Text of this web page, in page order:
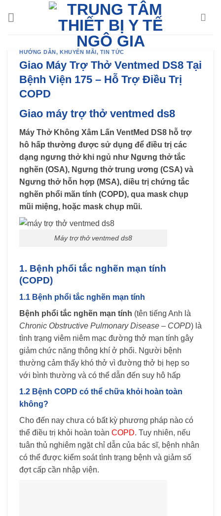
HƯỚNG DẪN,KHUYẾN MÃI, TIN TỨC
Giao Máy Trợ Thở Ventmed DS8 Tại
Bệnh Viện 175 – Hỗ Trợ Điều Trị
COPD
Giao máy trợ thở ventmed ds8
Máy Thở Không Xâm Lấn VentMed DS8 hỗ trợ
hô hấp thường được sử dụng để điều trị các
dạng ngưng thở khi ngủ như Ngưng thở tắc
nghẽn (OSA), Ngưng thở trung ương (CSA) và
Ngưng thở hỗn hợp (MSA), diều trị chứng tắc
nghẽn phổi mãn tính (COPD), qua mask chụp
mũi miệng, hoặc mask chụp mũi.
Máy trợ thở ventmed ds8
1. Bệnh phổi tắc nghẽn mạn tính
(COPD)
1.1 Bệnh phổi tắc nghẽn mạn tính
Bệnh phổi tắc nghẽn mạn tính (tên tiếng Anh là
Chronic Obstructive Pulmonary Disease – COPD) là
tình trạng viêm niêm mạc đường thở mạn tính gây
giảm chức năng thông khí ở phổi. Người bệnh
thường cảm thấy khó thở vì đường thở bị hẹp so
với bình thường và có thể dẫn đến suy hô hấp
1.2 Bệnh COPD có thể chữa khỏi hoàn toàn
không?
Cho đến nay chưa có bất kỳ phương pháp nào có
thể điều trị khỏi hoàn toàn COPD. Tuy nhiên, nếu
tuân thủ nghiêm ngặt chỉ dẫn của bác sĩ, bệnh nhân
có thể được kiểm soát tình trạng bệnh và giảm số
đợt cấp cần nhập viện.